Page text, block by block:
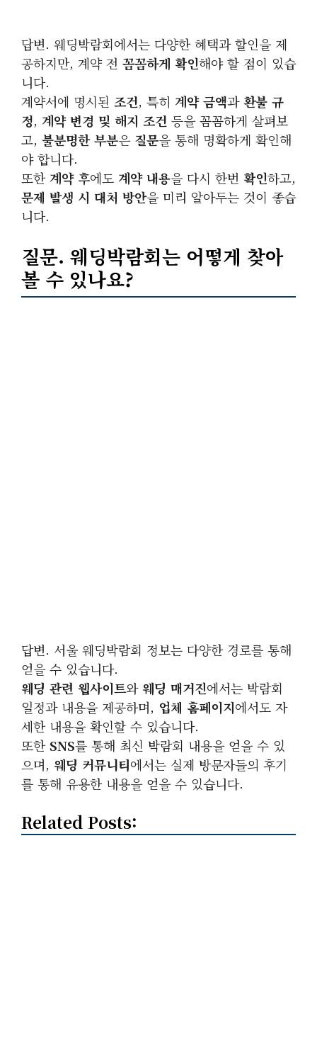
답변. 웨딩박람회에서는 다양한 혜택과 할인을 제
공하지만, 계약 전 꼼꼼하게 확인해야 할 점이 있습
니다.
계약서에 명시된 조건, 특히 계약 금액과 환불 규
정, 계약 변경 및 해지 조건 등을 꼼꼼하게 살펴보
고, 불분명한 부분은 질문을 통해 명확하게 확인해
야 합니다.
또한 계약 후에도 계약 내용을 다시 한번 확인하고,
문제 발생 시 대처 방안을 미리 알아두는 것이 좋습
니다.
질문. 웨딩박람회는 어떻게 찾아
볼 수 있나요?
답변. 서울 웨딩박람회 정보는 다양한 경로를 통해
얻을 수 있습니다.
웨딩 관련 웹사이트와 웨딩 매거진에서는 박람회
일정과 내용을 제공하며, 업체 홈페이지에서도 자
세한 내용을 확인할 수 있습니다.
또한 SNS를 통해 최신 박람회 내용을 얻을 수 있
으며, 웨딩 커뮤니티에서는 실제 방문자들의 후기
를 통해 유용한 내용을 얻을 수 있습니다.
Related Posts: